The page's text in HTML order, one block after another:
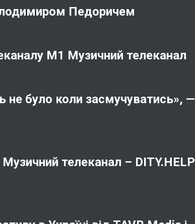
Педоричем
М1 Музичний телеканал
не було коли засмучуватись», —
телеканал – DITY.HELP